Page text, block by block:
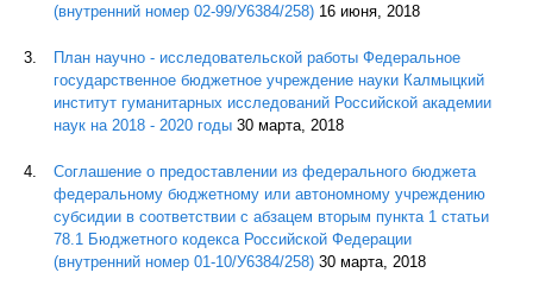
(внутренний номер 02-99/У6384/258) 16 июня, 2018
План научно - исследовательской работы Федеральное
государственное бюджетное учреждение науки Калмыцкий
институт гуманитарных исследований Российской академии
наук на 2018 - 2020 годы 30 марта, 2018
Соглашение о предоставлении из федерального бюджета
федеральному бюджетному или автономному учреждению
субсидии в соответствии с абзацем вторым пункта 1 статьи
78.1 Бюджетного кодекса Российской Федерации
(внутренний номер 01-10/У6384/258) 30 марта, 2018